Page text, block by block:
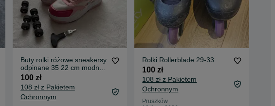
Buty rolki różowe sneakersy
odpinane 35 22 cm modne
okazja jesień
100 zł
108 zł z Pakietem
Ochronnym
Rolki Rollerblade 29-33
100 zł
108 zł z Pakietem
Ochronnym
Pruszków